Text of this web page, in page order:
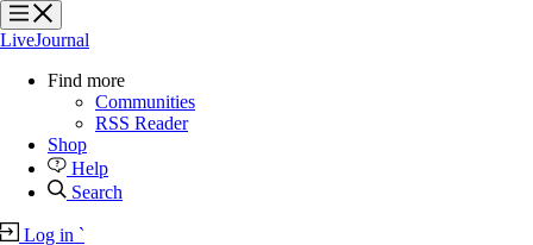
?
?
LiveJournal
Find more
Communities
RSS Reader
Shop
Help
Search
Log in `